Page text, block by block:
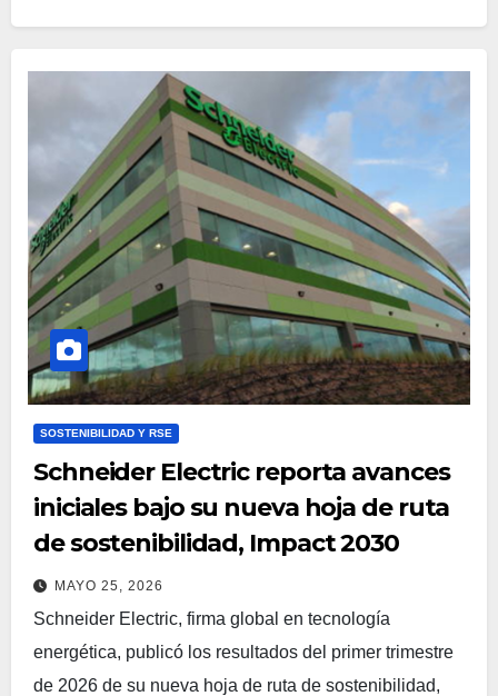
SOSTENIBILIDAD Y RSE
Schneider Electric reporta avances
iniciales bajo su nueva hoja de ruta
de sostenibilidad, Impact 2030
MAYO 25, 2026
Schneider Electric, firma global en tecnología
energética, publicó los resultados del primer trimestre
de 2026 de su nueva hoja de ruta de sostenibilidad,